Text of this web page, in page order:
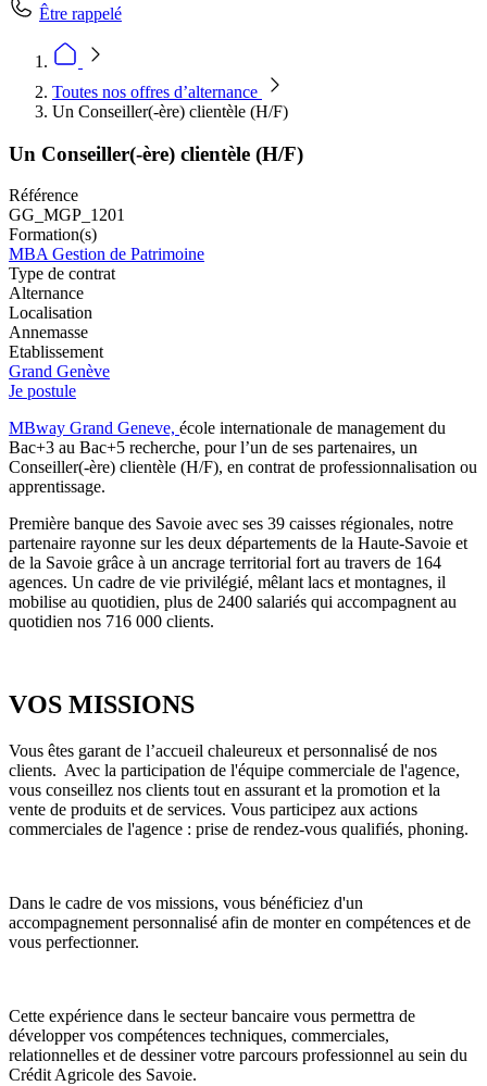
Être rappelé
Toutes nos offres d’alternance
Un Conseiller(-ère) clientèle (H/F)
Un Conseiller(-ère) clientèle (H/F)
Référence
GG_MGP_1201
Formation(s)
MBA Gestion de Patrimoine
Type de contrat
Alternance
Localisation
Annemasse
Etablissement
Grand Genève
Je postule
MBway Grand Geneve, école internationale de management du
Bac+3 au Bac+5 recherche, pour l’un de ses partenaires, un
Conseiller(-ère) clientèle (H/F), en contrat de professionnalisation ou
apprentissage.
Première banque des Savoie avec ses 39 caisses régionales, notre
partenaire rayonne sur les deux départements de la Haute-Savoie et
de la Savoie grâce à un ancrage territorial fort au travers de 164
agences. Un cadre de vie privilégié, mêlant lacs et montagnes, il
mobilise au quotidien, plus de 2400 salariés qui accompagnent au
quotidien nos 716 000 clients.
VOS MISSIONS
Vous êtes garant de l’accueil chaleureux et personnalisé de nos
clients. Avec la participation de l'équipe commerciale de l'agence,
vous conseillez nos clients tout en assurant et la promotion et la
vente de produits et de services. Vous participez aux actions
commerciales de l'agence : prise de rendez-vous qualifiés, phoning.
Dans le cadre de vos missions, vous bénéficiez d'un
accompagnement personnalisé afin de monter en compétences et de
vous perfectionner.
Cette expérience dans le secteur bancaire vous permettra de
développer vos compétences techniques, commerciales,
relationnelles et de dessiner votre parcours professionnel au sein du
Crédit Agricole des Savoie.